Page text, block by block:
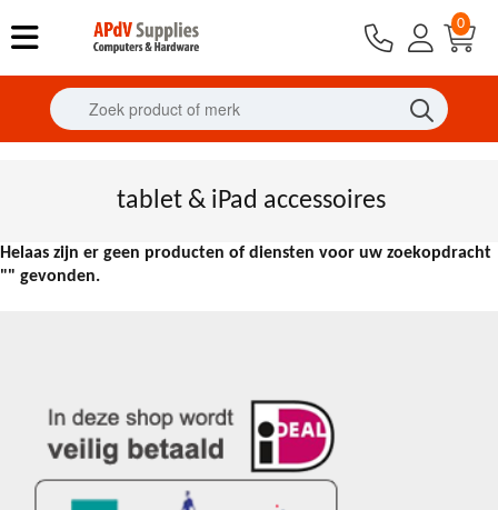
0
tablet & iPad accessoires
Helaas zijn er geen producten of diensten voor uw zoekopdracht
"" gevonden.